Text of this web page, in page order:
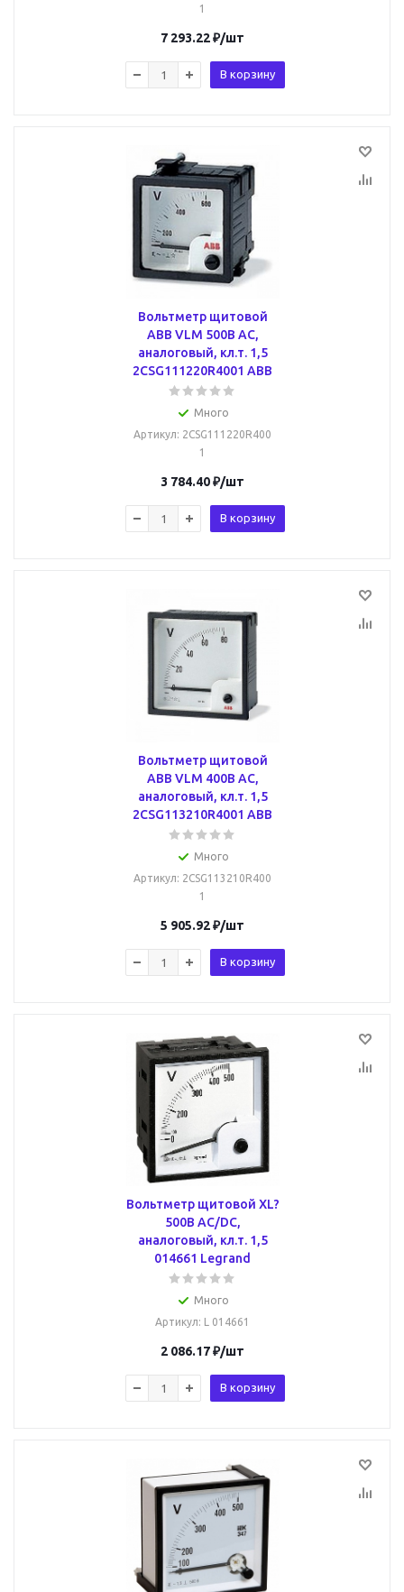
1
7 293.22₽/шт
В корзину
Вольтметр щитовой
ABB VLM 500В AC,
аналоговый, кл.т. 1,5
2CSG111220R4001 ABB
Много
Артикул: 2CSG111220R400
1
3 784.40₽/шт
В корзину
Вольтметр щитовой
ABB VLM 400В AC,
аналоговый, кл.т. 1,5
2CSG113210R4001 ABB
Много
Артикул: 2CSG113210R400
1
5 905.92₽/шт
В корзину
Вольтметр щитовой XL?
500В AC/DC,
аналоговый, кл.т. 1,5
014661 Legrand
Много
Артикул: L 014661
2 086.17₽/шт
В корзину